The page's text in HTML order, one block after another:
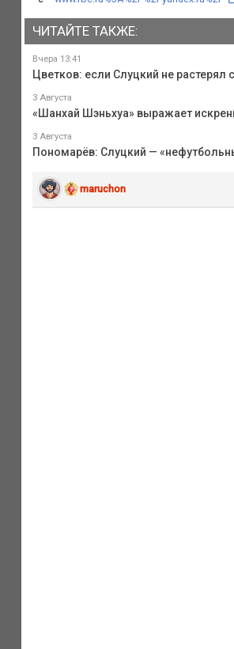
ЧИТАЙТЕ ТАКЖЕ:
Вчера 13:41
Цветков: если Слуцкий не
3 Августа
«Шанхай Шэньхуа» выражает
3 Августа
Пономарёв: Слуцкий —
maruchon